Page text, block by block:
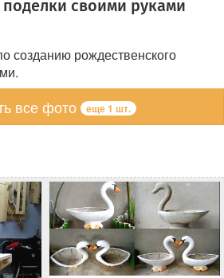
своими руками
созданию рождественского
все фото еще 1 шт.